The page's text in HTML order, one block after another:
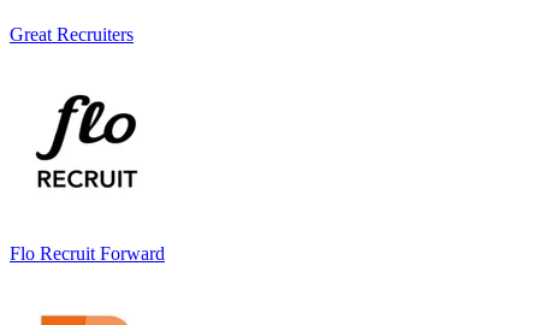
Great Recruiters
Flo Recruit Forward